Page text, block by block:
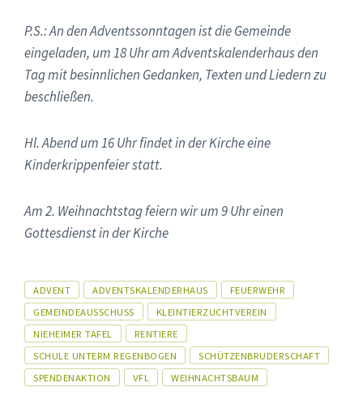
P.S.: An den Adventssonntagen ist die Gemeinde
eingeladen, um 18 Uhr am Adventskalenderhaus den
Tag mit besinnlichen Gedanken, Texten und Liedern zu
beschließen.
Hl. Abend um 16 Uhr findet in der Kirche eine
Kinderkrippenfeier statt.
Am 2. Weihnachtstag feiern wir um 9 Uhr einen
Gottesdienst in der Kirche
Tags
ADVENT ADVENTSKALENDERHAUS
FEUERWEHR
GEMEINDEAUSSCHUSS
KLEINTIERZUCHTVEREIN
NIEHEIMER TAFEL
RENTIERE
SCHULE UNTERM REGENBOGEN
SCHÜTZENBRUDERSCHAFT
SPENDENAKTION
VFL WEIHNACHTSBAUM